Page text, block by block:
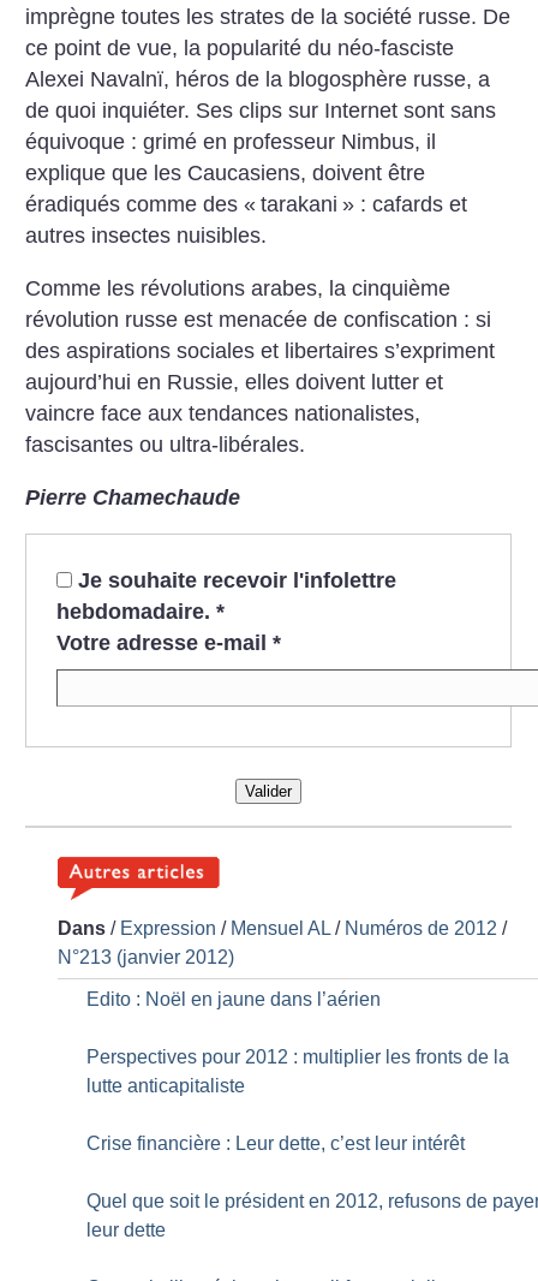
imprègne toutes les strates de la société russe. De
ce point de vue, la popularité du néo-fasciste
Alexei Navalnï, héros de la blogosphère russe, a
de quoi inquiéter. Ses clips sur Internet sont sans
équivoque : grimé en professeur Nimbus, il
explique que les Caucasiens, doivent être
éradiqués comme des « tarakani » : cafards et
autres insectes nuisibles.
Comme les révolutions arabes, la cinquième
révolution russe est menacée de confiscation : si
des aspirations sociales et libertaires s’expriment
aujourd’hui en Russie, elles doivent lutter et
vaincre face aux tendances nationalistes,
fascisantes ou ultra-libérales.
Pierre Chamechaude
Je souhaite recevoir l'infolettre
hebdomadaire. *
Votre adresse e-mail *
Valider
Dans / Expression / Mensuel AL / Numéros de 2012 /
N°213 (janvier 2012)
Edito : Noël en jaune dans l’aérien
Perspectives pour 2012 : multiplier les fronts de la
lutte anticapitaliste
Crise financière : Leur dette, c’est leur intérêt
Quel que soit le président en 2012, refusons de
leur dette